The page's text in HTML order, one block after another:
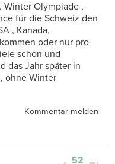
Winter Olympiade ,
für die Schweiz den
, Kanada,
oder nur pro
schon und
das Jahr später in
ohne Winter
Kommentar melden
52